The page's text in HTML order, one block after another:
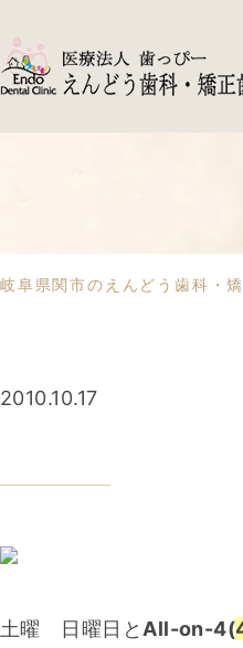
岐阜県関市のえんどう歯科・
2010.10.17
土曜 日曜日と All-on-4(